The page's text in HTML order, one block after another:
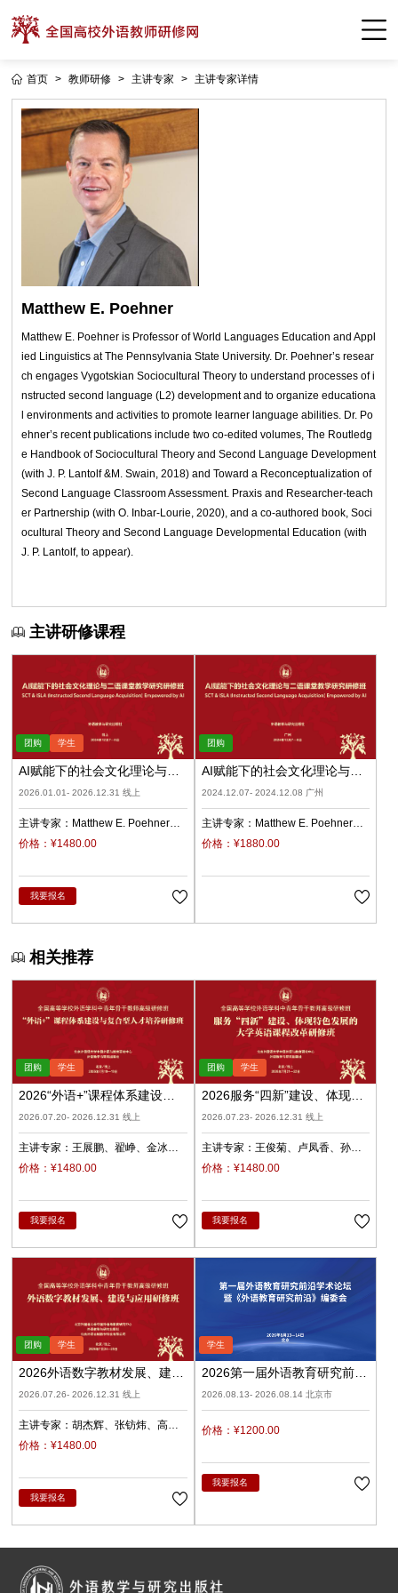
首页 > 教师研修 > 主讲专家 > 主讲专家详情
Matthew E. Poehner
Matthew E. Poehner is Professor of World Languages Education and Appl
ied Linguistics at The Pennsylvania State University. Dr. Poehner’s resear
ch engages Vygotskian Sociocultural Theory to understand processes of i
nstructed second language (L2) development and to organize educationa
l environments and activities to promote learner language abilities. Dr. Po
ehner’s recent publications include two co-edited volumes, The Routledg
e Handbook of Sociocultural Theory and Second Language Development
(with J. P. Lantolf &M. Swain, 2018) and Toward a Reconceptualization of
Second Language Classroom Assessment. Praxis and Researcher-teach
er Partnership (with O. Inbar-Lourie, 2020), and a co-authored book, Soci
ocultural Theory and Second Language Developmental Education (with
J. P. Lantolf, to appear).
主讲研修课程
AI赋能下的社会文化理论与二
语课堂教学研究（录播）
2026.01.01- 2026.12.31 线上
主讲专家： Matthew E. Poehner
徐锦芬
杨鲁新
价格：¥1480.00
我要报名
AI赋能下的社会文化理论与二
语课堂教学研究（广州）
2024.12.07- 2024.12.08 广州
主讲专家： Matthew E. Poehner
徐锦芬
杨鲁新
价格：¥1880.00
相关推荐
2026“外语+”课程体系建设与
复合型人才培养（录播）
2026.07.20- 2026.12.31 线上
主讲专家：王展鹏 翟峥
金冰
张清
杨天娲
价格：¥1480.00
我要报名
2026服务“四新”建设、体现特
色发展的大学英语课程改革
2026.07.23- 2026.12.31 线上
主讲专家： 王俊菊 卢凤香
孙
瑜
柳睿
价格：¥1480.00
我要报名
2026外语数字教材发展、建设
与应用（录播）
2026.07.26- 2026.12.31 线上
主讲专家：胡杰辉 张钫炜
高
原
陈静 陈琛
价格：¥1480.00
我要报名
2026第一届外语教育研究前沿
学术论坛暨《外语教育研究前
2026.08.13- 2026.08.14 北京市
价格：¥1200.00
我要报名